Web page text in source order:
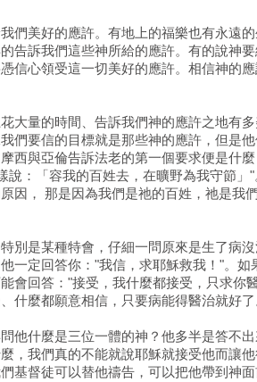
們美好的應許。有地上的福樂也有永遠
告訴我們這些神所給的應許。有的說神
信心領受這一切美好的應許。相信神的
大量的時間、告訴我們神的應許之地有
們要信的目標就是那些神的應許，但是
西與亞倫告訴法老的第一個要求便是什
說：「容我的百姓去，在曠野為我守節」"
因， 那是因為我們是祂的百姓，祂是我
別是某種特會，仔細一問原來是生了病
一定回答你："我信，求耶穌救我！"。如
會回答："接受，我什麼都接受，只求你
什麼都願意相信，只要病能得醫治就好了
他什麼是三位一體的神？他多半是答不
，我們真的不能就說耶穌就接受他而讓
基督徒可以替他禱告，可以把他帶到神